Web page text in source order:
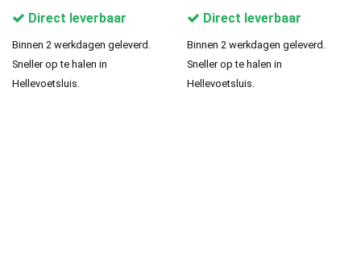
Direct leverbaar
Binnen 2 werkdagen geleverd.
Sneller op te halen in
Hellevoetsluis.
Direct leverbaar
Binnen 2 werkdagen geleverd.
Sneller op te halen in
Hellevoetsluis.